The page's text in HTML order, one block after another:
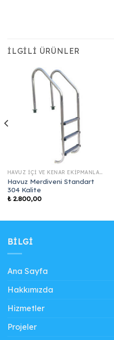
İLGILI ÜRÜNLER
HAVUZ İÇI VE KENAR EKIPMANLARI
Havuz Merdiveni Standart
304 Kalite
₺2.800,00
BILGI
Ana Sayfa
Hakkımızda
Hizmetler
Projeler